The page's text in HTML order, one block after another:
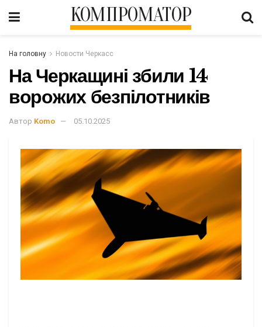
КОМПРОМАТОР
На головну Новости Черкасс
На Черкащині збили 14
ворожих безпілотників
Автор Komo 05.10.2025